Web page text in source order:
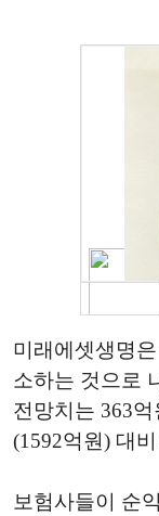
미래에셋생명
소하는 것으로
전망치는 363
(1592억원) 대
보험사들이 순